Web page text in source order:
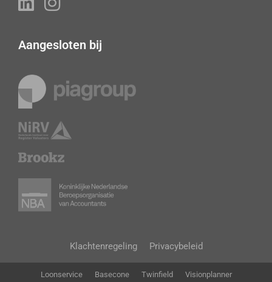
Aangesloten bij
Klachtenregeling Privacybeleid
Loonservice Basecone Twinfield Visionplanner